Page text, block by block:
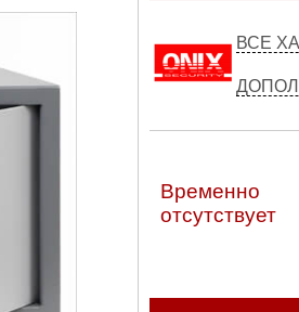
ВСЕ
Временно
отсутствует